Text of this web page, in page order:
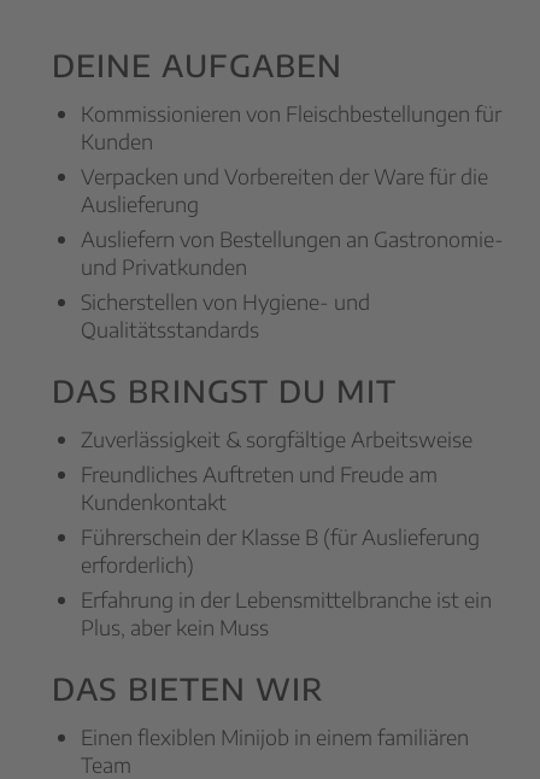
DEINE AUFGABEN
Kommissionieren von Fleischbestellungen für
Kunden
Verpacken und Vorbereiten der Ware für die
Auslieferung
Ausliefern von Bestellungen an Gastronomie-
und Privatkunden
Sicherstellen von Hygiene- und
Qualitätsstandards
DAS BRINGST DU MIT
Zuverlässigkeit & sorgfältige Arbeitsweise
Freundliches Auftreten und Freude am
Kundenkontakt
Führerschein der Klasse B (für Auslieferung
erforderlich)
Erfahrung in der Lebensmittelbranche ist ein
Plus, aber kein Muss
DAS BIETEN WIR
Einen flexiblen Minijob in einem familiären
Team